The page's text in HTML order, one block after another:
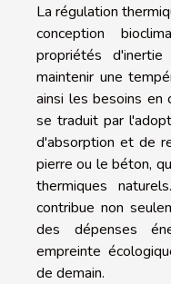
La régulation
conception
propriétés
maintenir une
ainsi les besoins en
se traduit par
d'absorption et de
pierre ou le béton,
thermiques
contribue non
des dépenses
empreinte
de demain.